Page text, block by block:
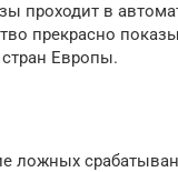
проходит в
прекрасно
Европы.
ложных